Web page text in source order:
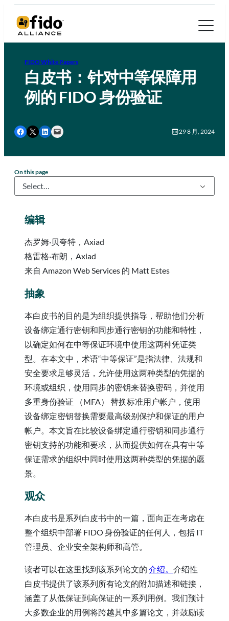
FIDO White Papers
白皮书：针对中等保障用
例的 FIDO 身份验证
Share on Facebook
Share on X Share on LinkedIn
Email this Page 29 8 月, 2024
On this page
编辑
杰罗姆·贝夸特，Axiad
格雷格·布朗，Axiad
来自 Amazon Web Services 的 Matt Estes
抽象
本白皮书的目的是为组织提供指导，帮助他们分析
设备绑定通行密钥和同步通行密钥的功能和特性，
以确定如何在中等保证环境中使用这两种凭证类
型。在本文中，术语“中等保证”是指法律、法规和
安全要求足够灵活，允许使用这两种类型的凭据的
环境或组织，使用同步的密钥来替换密码，并使用
多重身份验证 （MFA） 替换标准用户帐户，使用
设备绑定密钥替换需要最高级别保护和保证的用户
帐户。本文旨在比较设备绑定通行密钥和同步通行
密钥支持的功能和要求，从而提供如何在具有中等
保证需求的组织中同时使用这两种类型的凭据的愿
景。
观众
本白皮书是系列白皮书中的一篇，面向正在考虑在
整个组织中部署 FIDO 身份验证的任何人，包括 IT
管理员、企业安全架构师和高管。
读者可以在这里找到该系列论文的 介绍。 介绍性
白皮书提供了该系列所有论文的附加描述和链接，
涵盖了从低保证到高保证的一系列用例。我们预计
大多数企业的用例将跨越其中多篇论文，并鼓励读